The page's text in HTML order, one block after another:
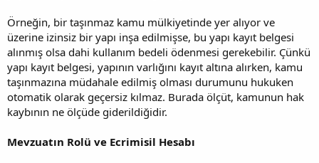
Örneğin, bir taşınmaz kamu mülkiyetinde yer alıyor ve
üzerine izinsiz bir yapı inşa edilmişse, bu yapı kayıt belgesi
alınmış olsa dahi kullanım bedeli ödenmesi gerekebilir. Çünkü
yapı kayıt belgesi, yapının varlığını kayıt altına alırken, kamu
taşınmazına müdahale edilmiş olması durumunu hukuken
otomatik olarak geçersiz kılmaz. Burada ölçüt, kamunun hak
kaybının ne ölçüde giderildiğidir.
Mevzuatın Rolü ve Ecrimisil Hesabı